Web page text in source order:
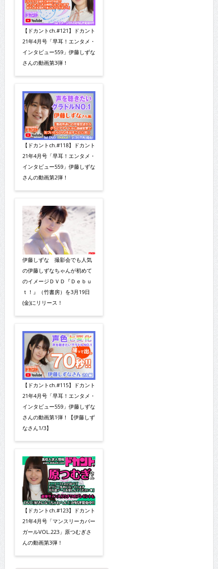
【ドカントch.#121】ドカント
21年4月号「早耳！エンタメ・
インタビュー559」伊藤しずな
さんの動画第3弾！
【ドカントch.#118】ドカント
21年4月号「早耳！エンタメ・
インタビュー559」伊藤しずな
さんの動画第2弾！
伊藤しずな 撮影会でも人気
の伊藤しずなちゃんが初めて
のイメージＤＶＤ『Ｄｅｂｕ
ｔ！』（竹書房）を3月19日
(金)にリリース！
【ドカントch.#115】ドカント
21年4月号「早耳！エンタメ・
インタビュー559」伊藤しずな
さんの動画第1弾！【伊藤しず
なさん1/3】
【ドカントch.#123】ドカント
21年4月号「マンスリーカバー
ガールVOL.223」原つむぎさ
んの動画第3弾！